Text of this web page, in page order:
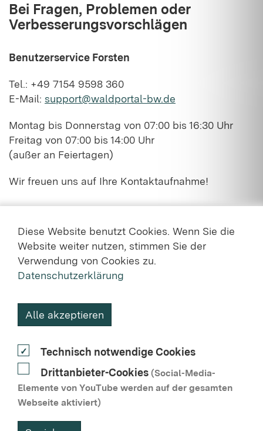
Bei Fragen, Problemen oder
Verbesserungsvorschlägen
Benutzerservice Forsten
Tel.: +49 7154 9598 360
E-Mail: support@waldportal-bw.de
Montag bis Donnerstag von 07:00 bis 16:30 Uhr
Freitag von 07:00 bis 14:00 Uhr
(außer an Feiertagen)
Wir freuen uns auf Ihre Kontaktaufnahme!
DATENSCHUTZ
NUTZUNGSVEREINBARUNG
BARRIEREFREIHEIT
Diese Website benutzt Cookies. Wenn Sie die
Website weiter nutzen, stimmen Sie der
Verwendung von Cookies zu.
Datenschutzerklärung
Alle akzeptieren
Technisch notwendige Cookies
Drittanbieter-Cookies (Social-Media-
Elemente von YouTube werden auf der gesamten
Webseite aktiviert)